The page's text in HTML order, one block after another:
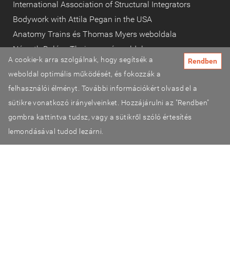
International Association of Structural Integrators
Bodywork with Attila Pegan in the USA
Anatomy Trains és Thomas Myers weboldala
Németh Balázs Thaimasszázs oldala
Fascia research congress
FMS és SFMA
Sport for Life (Canada)
©2026 TestSzobrász
Adatvédelmi tájékoztató
Rendben
A cookie-k arra szolgálnak, hogy segítsék a
weboldal optimális működését, és fokozzák a
felhasználói élményt. További információkért olvasd el a
sütikre vonatkozó irányelveinket. Hozzájárulni az "Rendben"
gombra kattintva tudsz, vagy a sütikről szóló értesítés
lemondásával tudod lezárni.